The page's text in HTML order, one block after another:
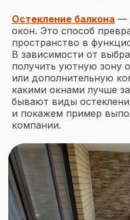
Остекление балкона —
окон. Это способ
пространство в
В зависимости от
получить уютную зону
или дополнительную
какими окнами лучше
бывают виды
и покажем пример
компании.